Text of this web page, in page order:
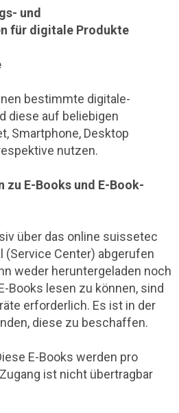
und
für digitale Produkte
bestimmte digitale-
diese auf beliebigen
Smartphone, Desktop
nutzen.
zu E-Books und E-Book-
über das online suissetec
(Service Center) abgerufen
weder heruntergeladen noch
Books lesen zu können, sind
erforderlich. Es ist in der
diese zu beschaffen.
E-Books werden pro
ist nicht übertragbar